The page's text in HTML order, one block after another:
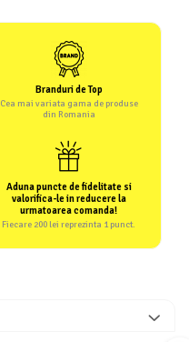
Branduri de Top
Cea mai variata gama de produse
din Romania
Aduna puncte de fidelitate si
valorifica-le in reducere la
urmatoarea comanda!
Fiecare 200 lei reprezinta 1 punct.